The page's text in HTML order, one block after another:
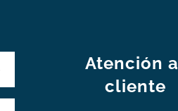
Atención
cliente